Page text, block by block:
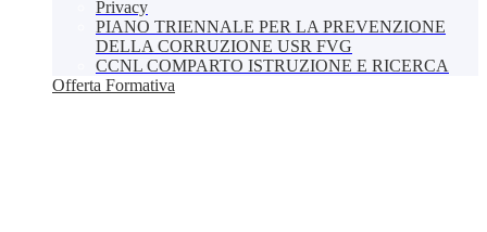
Privacy
PIANO TRIENNALE PER LA PREVENZIONE
DELLA CORRUZIONE USR FVG
CCNL COMPARTO ISTRUZIONE E RICERCA
Offerta Formativa